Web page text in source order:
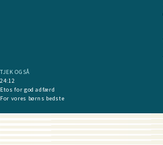
TJEK OGSÅ
24:12
Etos for god adfærd
For vores børns bedste